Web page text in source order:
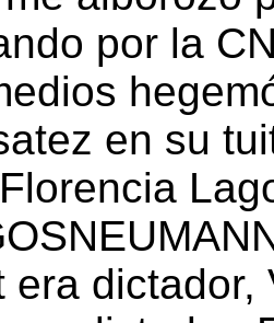
por la
en su
era